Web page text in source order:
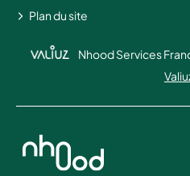
Plan du site
Nhood Services